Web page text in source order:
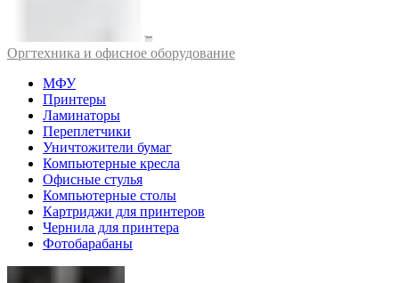
Оргтехника и офисное оборудование
МФУ
Принтеры
Ламинаторы
Переплетчики
Уничтожители бумаг
Компьютерные кресла
Офисные стулья
Компьютерные столы
Картриджи для принтеров
Чернила для принтера
Фотобарабаны